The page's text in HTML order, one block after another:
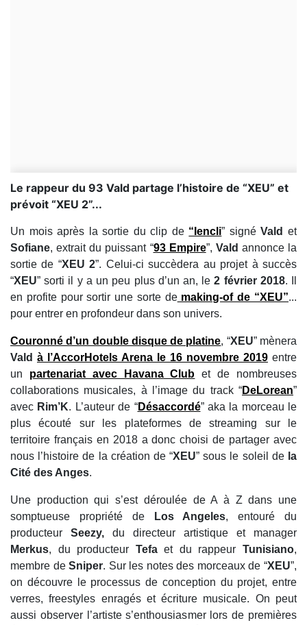
Le rappeur du 93 Vald partage l’histoire de “XEU” et
prévoit “XEU 2”...
Un mois après la sortie du clip de “Iencli” signéValdet
Sofiane, extrait du puissant “93 Empire”, Vald annonce la
sortie de “XEU 2”. Celui-ci succèdera au projet à succès
“XEU” sorti il y a un peu plus d’un an, le2 février 2018. Il
en profite pour sortir une sorte demaking-of de “XEU”...
pour entrer en profondeur dans son univers.
Couronné d’un double disque de platine, “XEU” mènera
Vald à l’AccorHotels Arena le 16 novembre 2019 entre
un partenariat avec Havana Club et de nombreuses
collaborations musicales, à l’image du track “DeLorean”
avec Rim’K. L’auteur de “Désaccordé” aka la morceau le
plus écouté sur les plateformes de streaming sur le
territoire français en 2018 a donc choisi de partager avec
nous l’histoire de la création de “XEU” sous le soleil dela
Cité des Anges.
Une production qui s’est déroulée de A à Z dans une
somptueuse propriété deLos Angeles, entouré du
producteur Seezy, du directeur artistique et manager
Merkus, du producteur Tefaet du rappeur Tunisiano,
membre deSniper. Sur les notes des morceaux de “XEU”,
on découvre le processus de conception du projet, entre
verres, freestyles enragés et écriture musicale. On peut
aussi observer l’artiste s’enthousiasmer lors de premières